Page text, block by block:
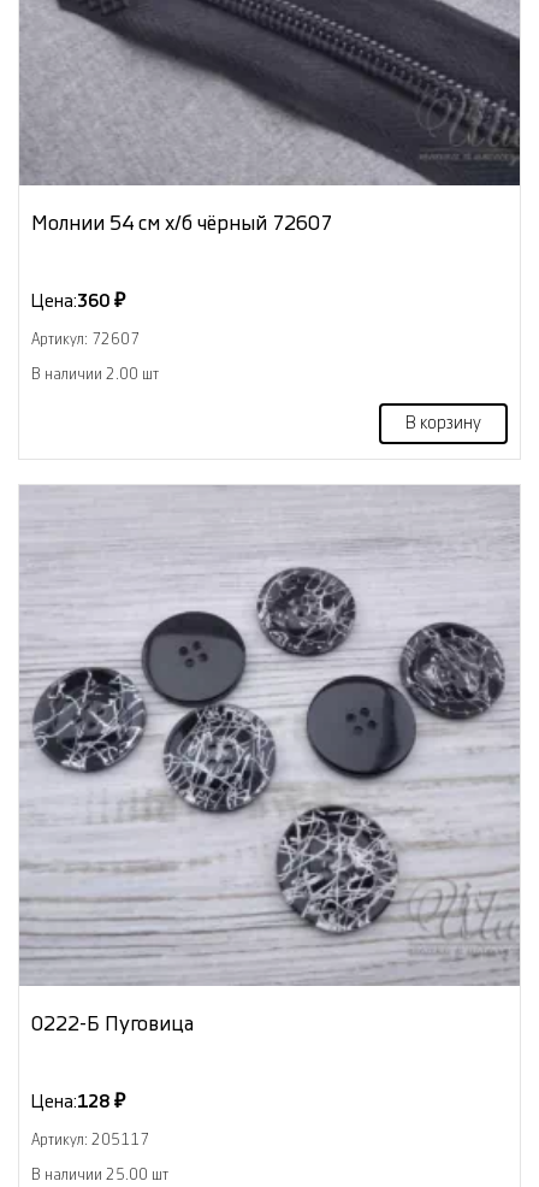
Молнии 54 см х/б чёрный 72607
Цена:360 ₽
Артикул: 72607
В наличии 2.00 шт
В корзину
0222-Б Пуговица
Цена:128 ₽
Артикул: 205117
В наличии 25.00 шт